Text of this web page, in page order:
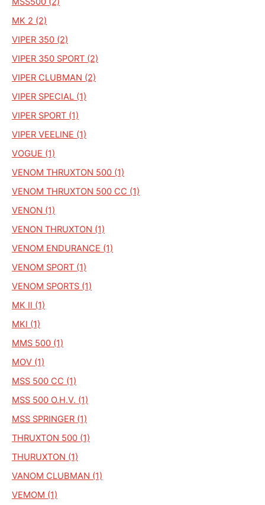
MK 2 (2)
VIPER 350 (2)
VIPER 350 SPORT (2)
VIPER CLUBMAN (2)
VIPER SPECIAL (1)
VIPER SPORT (1)
VIPER VEELINE (1)
VOGUE (1)
VENOM THRUXTON 500 (1)
VENOM THRUXTON 500 CC (1)
VENON (1)
VENON THRUXTON (1)
VENOM ENDURANCE (1)
VENOM SPORT (1)
VENOM SPORTS (1)
MK II (1)
MKI (1)
MMS 500 (1)
MOV (1)
MSS 500 CC (1)
MSS 500 O.H.V. (1)
MSS SPRINGER (1)
THRUXTON 500 (1)
THURUXTON (1)
VANOM CLUBMAN (1)
VEMOM (1)